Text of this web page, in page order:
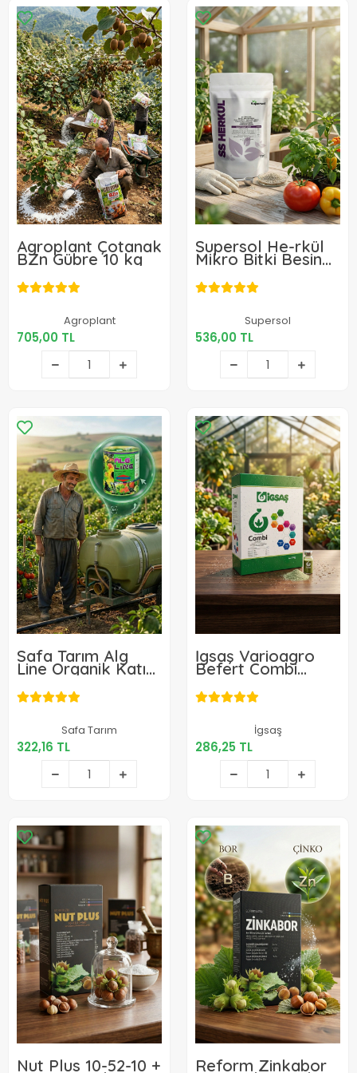
Agroplant Çotanak
BZn Gübre 10 kg
Agroplant
705,00 TL
705,00 TL
Sepete Ekle
Supersol He-rkül
Mikro Bitki Besin
Maddeleri Karışımı
(EC) 1 Kg
Supersol
536,00 TL
536,00 TL
Sepete Ekle
Safa Tarım Alg
Line Organik Katı
Deniz Yosunu Tozu
400gr
Safa Tarım
322,16 TL
322,16 TL
Sepete Ekle
İgsaş Varioagro
Befert Combi
Granül Gübre 1 Kg
İgsaş
286,25 TL
286,25 TL
Sepete Ekle
Nut Plus 10-52-10 + Reform Zinkabor